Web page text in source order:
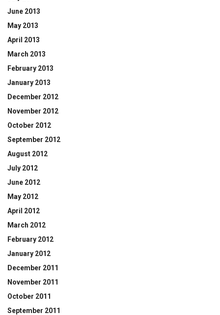
June 2013
May 2013
April 2013
March 2013
February 2013
January 2013
December 2012
November 2012
October 2012
September 2012
August 2012
July 2012
June 2012
May 2012
April 2012
March 2012
February 2012
January 2012
December 2011
November 2011
October 2011
September 2011